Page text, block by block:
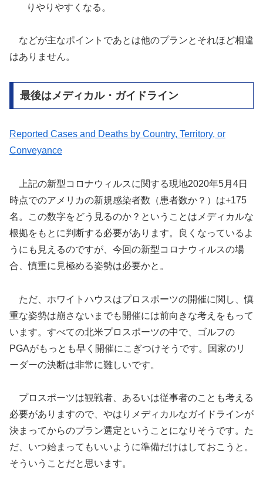
りやりやすくなる。
などが主なポイントであとは他のプランとそれほど相違
はありません。
最後はメディカル・ガイドライン
Reported Cases and Deaths by Country, Territory, or
Conveyance
上記の新型コロナウィルスに関する現地2020年5月4日
時点でのアメリカの新規感染者数（患者数か？）は+175
名。この数字をどう見るのか？ということはメディカルな
根拠をもとに判断する必要があります。良くなっているよ
うにも見えるのですが、今回の新型コロナウィルスの場
合、慎重に見極める姿勢は必要かと。
ただ、ホワイトハウスはプロスポーツの開催に関し、慎
重な姿勢は崩さないまでも開催には前向きな考えをもって
います。すべての北米プロスポーツの中で、ゴルフの
PGAがもっとも早く開催にこぎつけそうです。国家のリ
ーダーの決断は非常に難しいです。
プロスポーツは観戦者、あるいは従事者のことも考える
必要がありますので、やはりメディカルなガイドラインが
決まってからのプラン選定ということになりそうです。た
だ、いつ始まってもいいように準備だけはしておこうと。
そういうことだと思います。